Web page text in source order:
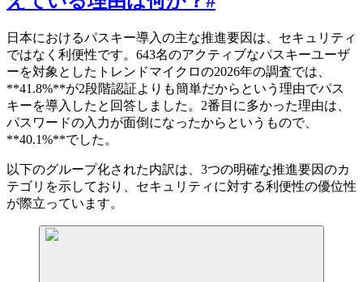
日本におけるパスキー導入の主な推進要因は、セキュリティ
ではなく利便性です。643名のアクティブなパスキーユーザ
ーを対象としたトレンドマイクロの2026年の調査では、
**41.8%**が2段階認証よりも簡単だからという理由でパス
キーを導入したと回答しました。2番目に多かった理由は、
パスワードの入力が面倒になったからというもので、
**40.1%**でした。
以下のグループ化された内訳は、3つの明確な推進要因のカ
テゴリを示しており、セキュリティに対する利便性の優位性
が際立っています。